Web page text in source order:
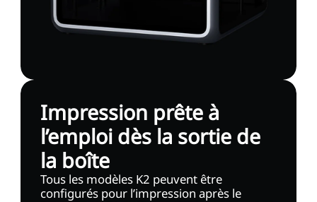
Impression prête à
l’emploi dès la sortie de
la boîte
Tous les modèles K2 peuvent être
configurés pour l’impression après le